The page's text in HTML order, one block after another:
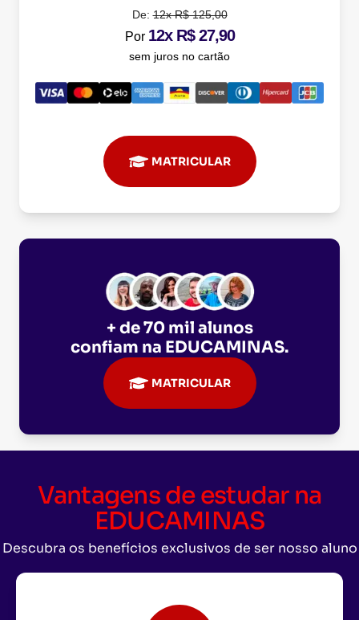
De:12x R$ 125,00
Por 12x R$ 27,90
sem juros no cartão
MATRICULAR
+ de 70 mil alunos
confiam na EDUCAMINAS.
MATRICULAR
Vantagens de estudar na
EDUCAMINAS
Descubra os benefícios exclusivos de ser nosso aluno